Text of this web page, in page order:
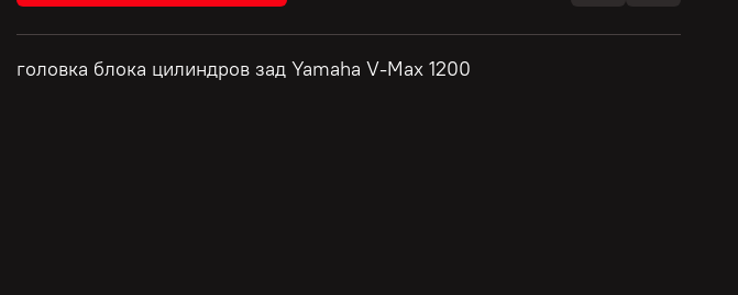
головка блока цилиндров зад Yamaha V-Max 1200